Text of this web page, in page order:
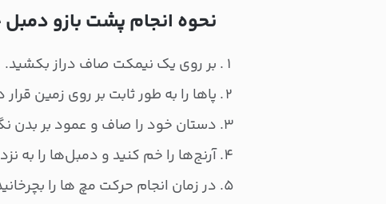
نحوه انجام پشت بازو
بر روی یک نیمکت صاف دراز بکشید.
پاها را به طور ثابت بر روی زمین
دستان خود را صاف و عمود بر بدن
آرنج‌‌ها را خم کنید و دمبل‌ها را به
در زمان انجام حرکت مچ ها را